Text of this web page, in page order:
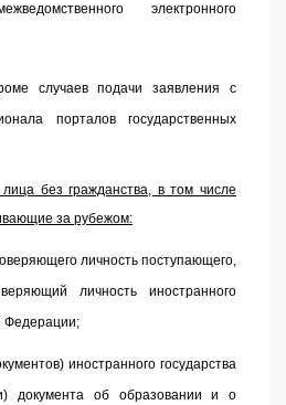
электронного
случаев подачи заявления с
порталов государственных
без гражданства, в том числе
за рубежом:
личность поступающего,
личность иностранного
Федерации;
иностранного государства
документа об образовании и о